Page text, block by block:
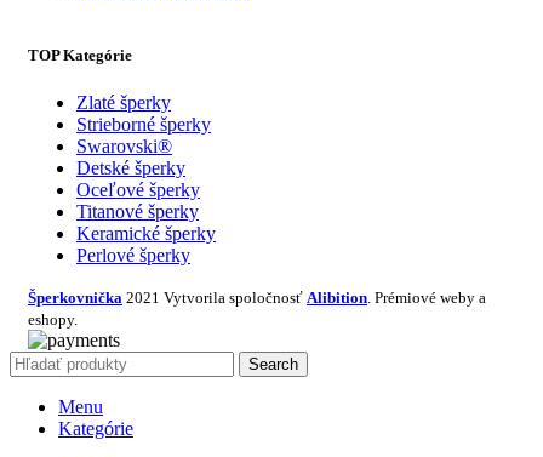
TOP Kategórie
Zlaté šperky
Strieborné šperky
Swarovski®
Detské šperky
Oceľové šperky
Titanové šperky
Keramické šperky
Perlové šperky
Šperkovnička 2021 Vytvorila spoločnosť Alibition . Prémiové weby a
eshopy.
Search
Menu
Kategórie